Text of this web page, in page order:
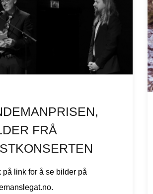
FRÅ
på link for å se bilder på